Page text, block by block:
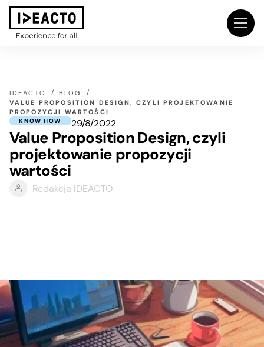
IDEACTO
BLOG
VALUE PROPOSITION DESIGN, CZYLI PROJEKTOWANIE
PROPOZYCJI WARTOŚCI
KNOW HOW 29/8/2022
Value Proposition Design, czyli
projektowanie propozycji
wartości
Redakcja IDEACTO